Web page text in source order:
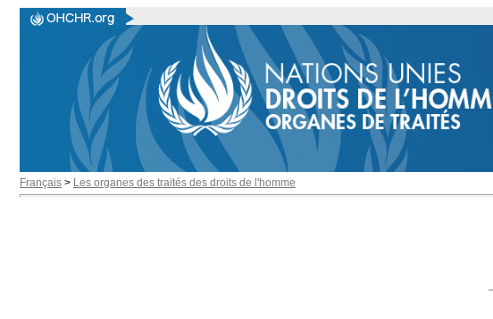
Français > Les organes des traités des droits de l'homme